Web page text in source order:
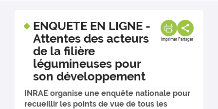
ENQUETE EN LIGNE -
Attentes des acteurs
de la filière
légumineuses pour
son développement
Imprimer Partager
INRAE organise une enquête nationale pour
recueillir les points de vue de tous les